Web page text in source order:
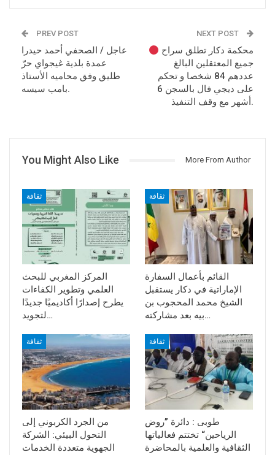
PREV POST
عاجل / الصحفي أحمد حيدرا
عمدة بلدية غيجواي حرّ
طليق وفق محاميه الأستاذ
بامب سيسه.
NEXT POST
جميع المعتقلين البالغ
عددهم 84 شخصا و تحكم
على ديجي فال بالسجن 6
أشهر مع وقف التنفيذ.
You Might Also Like More From Author
ثقافة
المركز المغربي للبحث
العلمي وتطوير الكفاءات
يطرح إصدارًا أكاديميًا جديدًا
لتجويد…
ثقافة
القائم بأعمال السفارة
الإماراتية في دكار يستقبل
الشيخ محمد المحجوب بن
بيه بعد مشاركته…
ثقافة
من الجرد الكربوني إلى
التحول البيئي: الشركة
الجهوية متعددة الخدمات
ثقافة
طوبى : دائرة ”روض
الرياحين“ تختتم فعالياتها
الثقافية والعلمية بالمحاضرة